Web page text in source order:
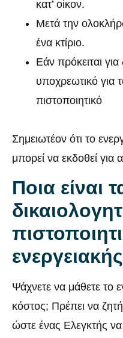
κατ’ οίκον.
Μετά την
ένα κτίριο.
Εάν πρόκειται για
υποχρεωτικό για
πιστοποιητικό
Σημειωτέον ότι το
μπορεί να εκδοθεί για
Ποια είναι
Ψάχνετε να μάθετε το
κόστος; Πρέπει να
ώστε ένας Ελεγκτής